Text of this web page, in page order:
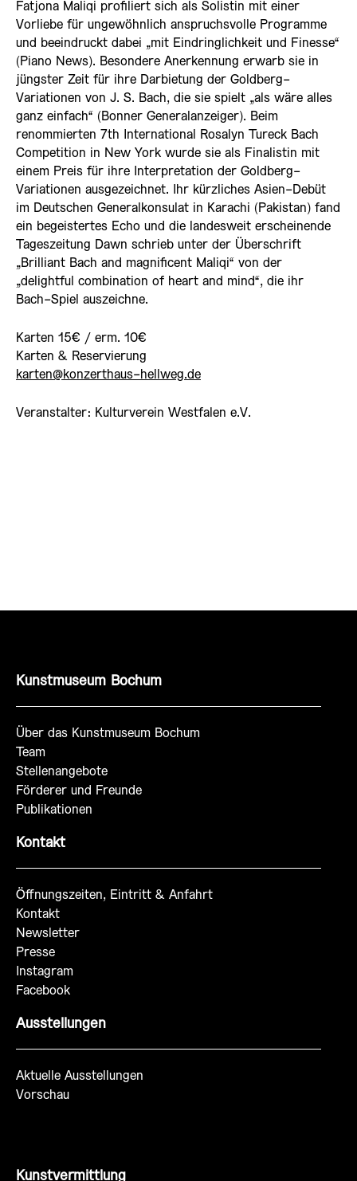
Fatjona Maliqi profiliert sich als Solistin mit einer
Vorliebe für ungewöhnlich anspruchsvolle Programme
und beeindruckt dabei „mit Eindringlichkeit und Finesse“
(Piano News). Besondere Anerkennung erwarb sie in
jüngster Zeit für ihre Darbietung der Goldberg-
Variationen von J. S. Bach, die sie spielt „als wäre alles
ganz einfach“ (Bonner Generalanzeiger). Beim
renommierten 7th International Rosalyn Tureck Bach
Competition in New York wurde sie als Finalistin mit
einem Preis für ihre Interpretation der Goldberg-
Variationen ausgezeichnet. Ihr kürzliches Asien-Debüt
im Deutschen Generalkonsulat in Karachi (Pakistan) fand
ein begeistertes Echo und die landesweit erscheinende
Tageszeitung Dawn schrieb unter der Überschrift
„Brilliant Bach and magnificent Maliqi“ von der
„delightful combination of heart and mind“, die ihr
Bach-Spiel auszeichne.
Karten 15€ / erm. 10€
Karten & Reservierung
karten@konzerthaus-hellweg.de
Veranstalter: Kulturverein Westfalen e.V.
Kunstmuseum Bochum
Über das Kunstmuseum Bochum
Team
Stellenangebote
Förderer und Freunde
Publikationen
Kontakt
Öffnungszeiten, Eintritt & Anfahrt
Kontakt
Newsletter
Presse
Instagram
Facebook
Ausstellungen
Aktuelle Ausstellungen
Vorschau
Kunstvermittlung